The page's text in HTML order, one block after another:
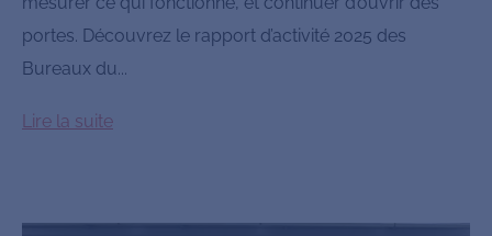
portes. Découvrez le rapport d’activité 2025 des
Bureaux du...
Lire la suite